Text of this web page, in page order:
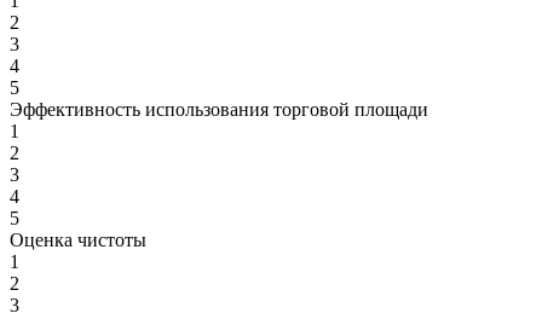
2
3
4
5
Эффективность использования торговой площади
1
2
3
4
5
Оценка чистоты
1
2
3